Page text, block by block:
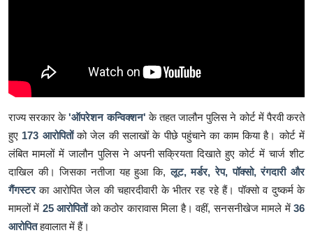
राज्य सरकार के'ऑपरेशन कन्विक्शन' के तहत जालौन पुलिस ने कोर्ट में पैरवी करते
हुए 173 आरोपितोंको जेल की सलाखों के पीछे पहुंचाने का काम किया है। कोर्ट में
लंबित मामलों में जालौन पुलिस ने अपनी सक्रियता दिखाते हुए कोर्ट में चार्ज शीट
दाखिल की। जिसका नतीजा यह हुआ कि,लूट, मर्डर, रेप, पॉक्सो, रंगदारी और
गैंगस्टरका आरोपित जेल की चहारदीवारी के भीतर रह रहे हैं। पॉक्सो व दुष्कर्म के
मामलों में 25 आरोपितों को कठोर कारावास मिला है। वहीं, सनसनीखेज मामले में36
आरोपितहवालात में हैं।